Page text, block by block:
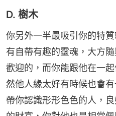
D. 樹木
你另外一半最吸引你的特
有自帶有趣的靈魂，大方
歡迎的，而你能跟他在一
然他人緣太好有時候也會
帶你認識形形色色的人，